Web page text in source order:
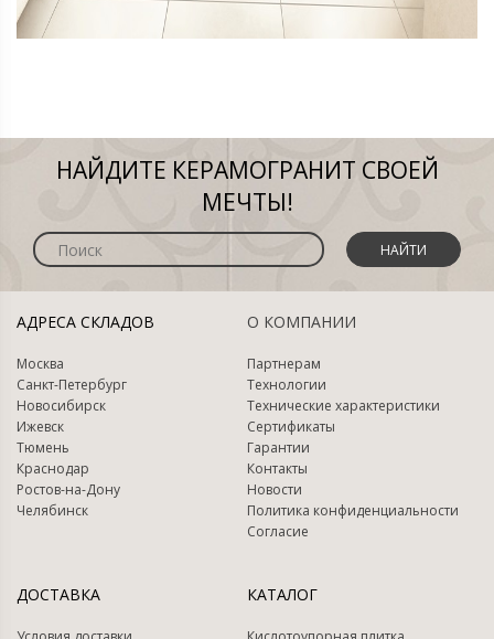
НАЙДИТЕ КЕРАМОГРАНИТ СВОЕЙ
МЕЧТЫ!
НАЙТИ
АДРЕСА СКЛАДОВ
Москва
Санкт-Петербург
Новосибирск
Ижевск
Тюмень
Краснодар
Ростов-на-Дону
Челябинск
О КОМПАНИИ
Партнерам
Технологии
Технические характеристики
Сертификаты
Гарантии
Контакты
Новости
Политика конфиденциальности
Согласие
ДОСТАВКА КАТАЛОГ